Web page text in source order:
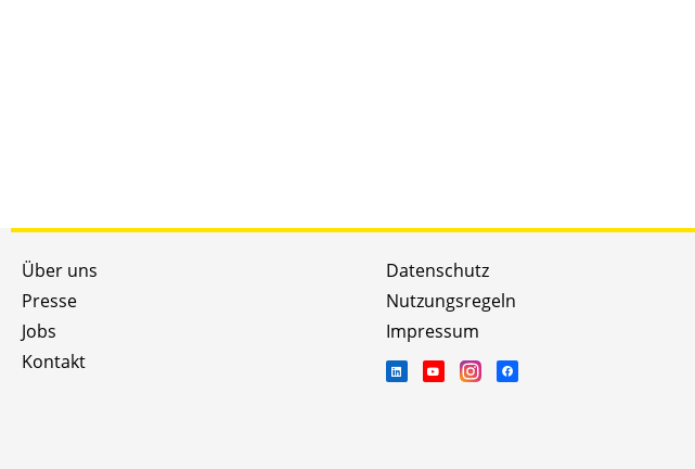
Über uns
Presse
Jobs
Kontakt
Datenschutz
Nutzungsregeln
Impressum